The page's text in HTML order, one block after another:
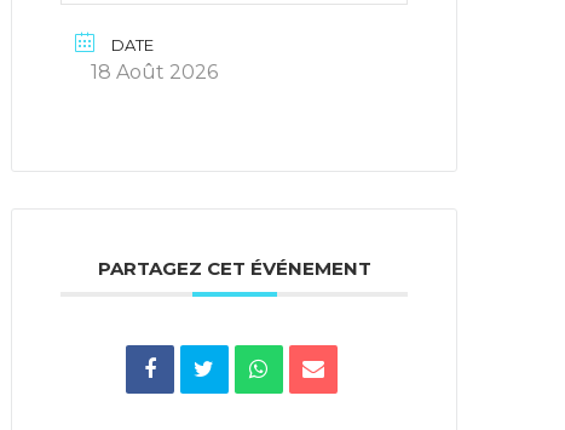
DATE
18 Août 2026
PARTAGEZ CET ÉVÉNEMENT